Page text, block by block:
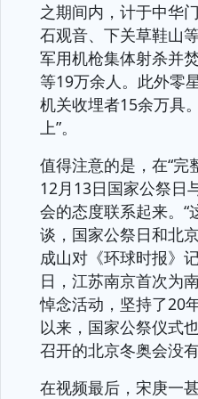
之期间内，计于中华
石观音、下关草鞋山
军用机枪集体射杀并
等19万余人。此外零
机关收埋者15余万具
上”。
值得注意的是，在“完
12月13日国家公祭日
会的态度联系起来。“
谈，国家公祭日和北
成山对《环球时报》
日，江苏南京首次为
悼念活动，坚持了20
以来，国家公祭仪式
召开的北京冬奥会没有
在视频最后，宋庚一